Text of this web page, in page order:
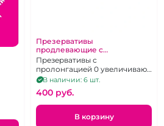
Презервативы
продлевающие с
анастетиком "Pleasure Lab" 3
шт
Презервативы с
пролонгацией 0 увеличивают
время секса
В наличии: 6 шт.
400 pуб.
В корзину